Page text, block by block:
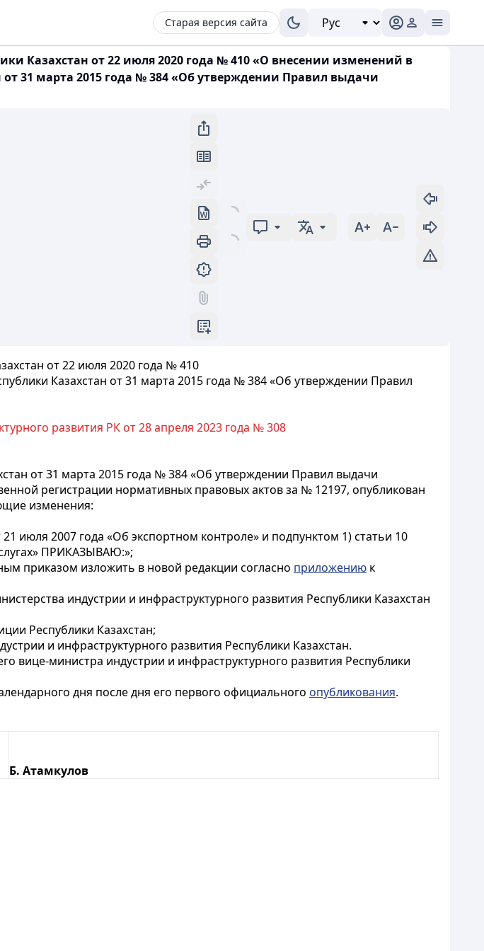
Старая версия сайта
Казахстан от 22 июля 2020 года № 410 «О внесении изменений в
31 марта 2015 года № 384 «Об утверждении Правил выдачи
от 22 июля 2020 года № 410
Казахстан от 31 марта 2015 года № 384 «Об утверждении Правил
развития РК от 28 апреля 2023 года № 308
от 31 марта 2015 года № 384 «Об утверждении Правил выдачи
регистрации нормативных правовых актов за № 12197, опубликован
изменения:
июля 2007 года «Об экспортном контроле» и подпунктом 1) статьи 10
ПРИКАЗЫВАЮ:»;
приказом изложить в новой редакции согласно приложению к
индустрии и инфраструктурного развития Республики Казахстан
Республики Казахстан;
и инфраструктурного развития Республики Казахстан.
вице-министра индустрии и инфраструктурного развития Республики
дня после дня его первого официального опубликования.
Б. Атамкулов